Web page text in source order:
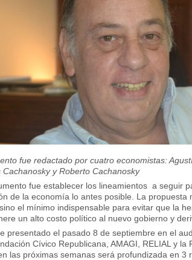
fue redactado por cuatro economistas:
y Roberto Cachanosky
fue establecer los lineamientos a seguir
de la economía lo antes posible. La propuesta
el mínimo indispensable para evitar que la
un alto costo político al nuevo gobierno y
presentado el pasado 8 de septiembre en el
Cívico Republicana, AMAGI, RELIAL y la
las próximas semanas será profundizada en 3